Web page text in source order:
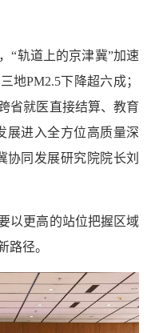
轨道上的京津冀”加速
地PM2.5下降超六成；
省就医直接结算、教育
进入全方位高质量深
协同发展研究院院长刘
更高的站位把握区域
路径。